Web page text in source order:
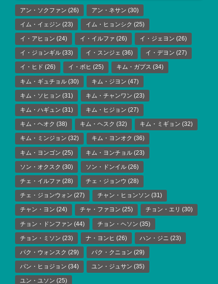
アン・ソクファン (26) アン・ネサン (30)
イム・イェジン (23) イム・ヒョンシク (25)
イ・アヒョン (24) イ・イルファ (26) イ・ジェヨン (26)
イ・ジョンギル (33) イ・スンジェ (36) イ・デヨン (27)
イ・ヒド (26) イ・ボヒ (25) キム・ガプス (34)
キム・ギュチョル (30) キム・ジヨン (47)
キム・ソヒョン (31) キム・チャンワン (23)
キム・ハギュン (31) キム・ヒジョン (27)
キム・ヘオク (38) キム・ヘスク (32) キム・ミギョン (32)
キム・ミンジョン (32) キム・ヨンオク (36)
キム・ヨンゴン (25) キム・ヨンチョル (23)
ソン・オクスク (30) ソン・ドンイル (26)
チェ・イルファ (28) チェ・ジョンウ (28)
チェ・ジョンウォン (27) チャン・ヒョンソン (31)
チャン・ヨン (24) チャ・ファヨン (25) チョン・エリ (30)
チョン・ドンファン (44) チョン・ヘソン (35)
チョン・ミソン (23) ナ・ヨンヒ (26) ハン・ジニ (23)
パク・ウォンスク (29) パク・クニョン (29)
パン・ヒョジョン (34) ユン・ジュサン (35)
ユン・ユソン (25)